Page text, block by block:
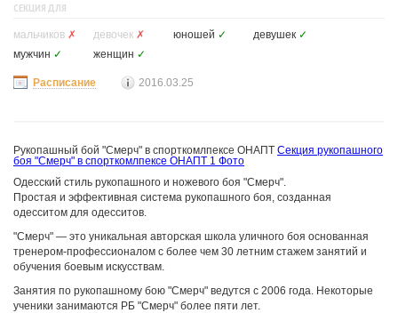
СЕКЦИЯ ДЛЯ
мальчиков ✗ девочек ✗ юношей ✓ девушек ✓
мужчин ✓ женщин ✓
Расписание 2016.03.25
Рукопашный бой "Смерч" в спорткомлпексе ОНАПТ Секция рукопашного
боя "Смерч" в спорткомлпексе ОНАПТ 1 Фото
Одесский стиль рукопашного и ножевого боя "Смерч".
Простая и эффективная система рукопашного боя, созданная
одесситом для одесситов.
"Смерч" — это уникальная авторская школа уличного боя основанная
тренером-профессионалом с более чем 30 летним стажем занятий и
обучения боевым искусствам.
Занятия по рукопашному бою "Смерч" ведутся с 2006 года. Некоторые
ученики занимаются РБ "Смерч" более пяти лет.